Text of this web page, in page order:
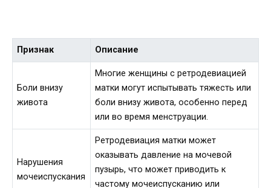
Признак Описание
Боли внизу
живота
Многие женщины с ретродевиацией
матки могут испытывать тяжесть или
боли внизу живота, особенно перед
или во время менструации.
Нарушения
мочеиспускания
Ретродевиация матки может
оказывать давление на мочевой
пузырь, что может приводить к
частому мочеиспусканию или